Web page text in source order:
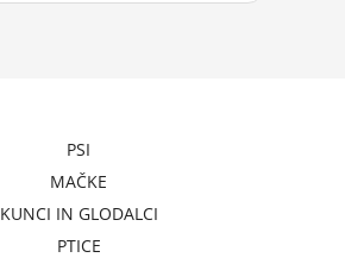
PSI
MAČKE
KUNCI IN GLODALCI
PTICE